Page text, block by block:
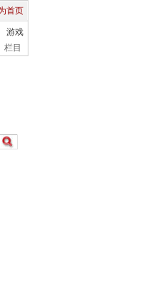
首页
游戏
栏目